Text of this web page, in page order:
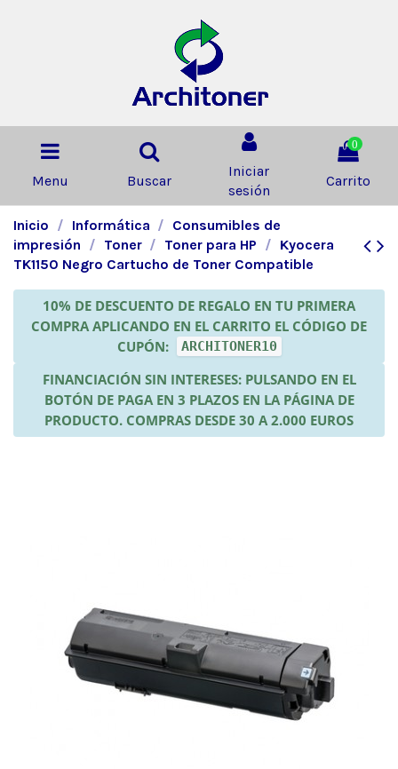
Menu Buscar
Iniciar
sesión
0
Carrito
Inicio Informática
Consumibles de
impresión
Toner Toner para HP
Kyocera
TK1150 Negro Cartucho de Toner Compatible
10% DE DESCUENTO DE REGALO EN TU PRIMERA
COMPRA APLICANDO EN EL CARRITO EL CÓDIGO DE
CUPÓN:
ARCHITONER10
FINANCIACIÓN SIN INTERESES: PULSANDO EN EL
BOTÓN DE PAGA EN 3 PLAZOS EN LA PÁGINA DE
PRODUCTO. COMPRAS DESDE 30 A 2.000 EUROS